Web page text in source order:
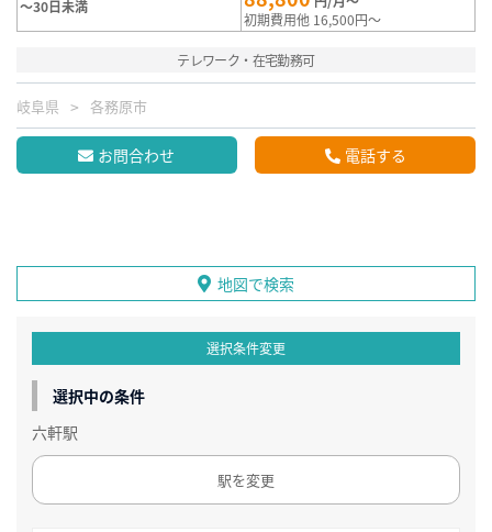
～30日未満
初期費用他 16,500円～
テレワーク・在宅勤務可
岐阜県 各務原市
お問合わせ 電話する
地図で検索
選択条件変更
選択中の条件
六軒駅
駅を変更